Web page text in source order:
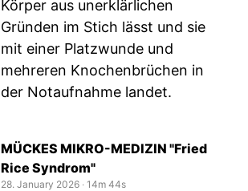
Körper aus unerklärlichen
Gründen im Stich lässt und sie
mit einer Platzwunde und
mehreren Knochenbrüchen in
der Notaufnahme landet.
MÜCKES MIKRO-MEDIZIN "Fried
Rice Syndrom"
28. January 2026 ‧ 14m 44s